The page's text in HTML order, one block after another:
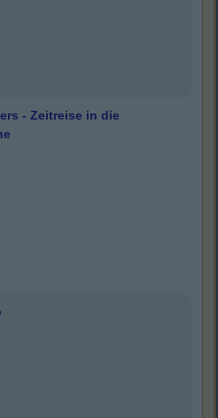
- Zeitreise in die